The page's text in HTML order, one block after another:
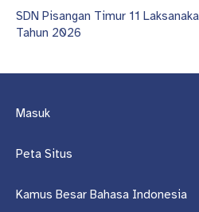
SDN Pisangan Timur 11
Tahun 2026
Masuk
Peta Situs
Kamus Besar Bahasa Indonesia